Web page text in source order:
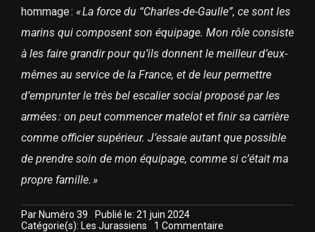
hommage : « La force du “Charles-de-Gaulle”, ce sont les
marins qui composent son équipage. Mon rôle consiste
à les faire grandir pour qu’ils donnent le meilleur d’eux-
mêmes au service de la France, et de leur permettre
d’emprunter le très bel escalier social proposé par les
armées : on peut commencer matelot et finir sa carrière
comme officier supérieur. J’essaie autant que possible
de prendre soin de mon équipage, comme si c’était ma
propre famille. »
Par Numéro 39
Publié le: 21 juin 2024
Catégorie(s): Les Jurassiens 1 Commentaireon